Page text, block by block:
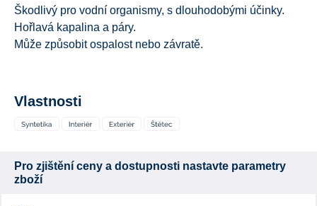
Škodlivý pro vodní organismy, s dlouhodobými účinky.
Hořlavá kapalina a páry.
Může způsobit ospalost nebo závratě.
Vlastnosti
Pro zjištění ceny a dostupnosti nastavte parametry
zboží